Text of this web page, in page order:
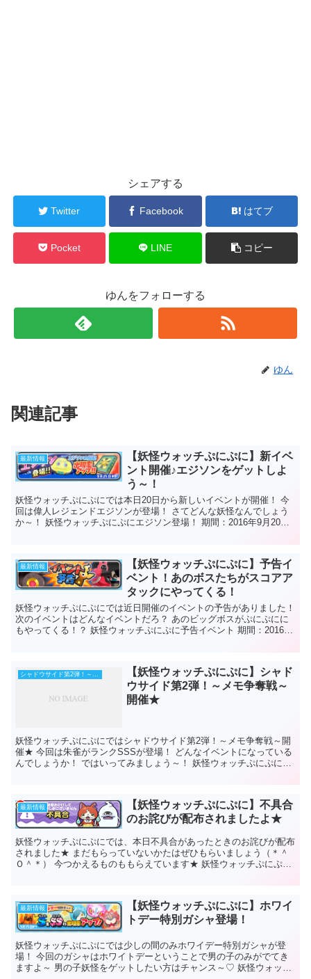
シェアする
Twitter Facebook はてブ
Pocket LINE コピー
ゆんをフォローする
ゆん
関連記事
最新情報
【妖怪ウォッチぷにぷに】新イベ
ント開催♪エジソンをゲットしよ
う～！
妖怪ウォッチぷにぷにでは本日20日から新しいイベントが開催！ 今
回は偉人レジェンドエジソンが登場！ さてどんな妖怪なんでしょう
か～！ 妖怪ウォッチぷにぷにエジソン登場！ 期間：2016年9月20日
最新情報
【妖怪ウォッチぷにぷに】予告イ
ベント！あのボスたちがスコアア
タックにやってくる！
妖怪ウォッチぷにぷにでは近日開催のイベントの予告がありました！
次のイベントはどんなイベントだろ？ あのビッグボスがぷにぷにに
もやってくる！？ 妖怪ウォッチぷにぷに予告イベント 期間：2016年
シャドウサイド第2弾！～メモ争奪戦～
【妖怪ウォッチぷにぷに】シャド
ウサイド第2弾！～メモ争奪戦～
開催★
妖怪ウォッチぷにぷにではシャドウサイド第2弾！～メモ争奪戦～開
催★ 今回は朱雀がランクSSSが登場！ どんなイベントになっている
んでしょうか！ ではいってみましょう～！ 妖怪ウォッチぷにぷに
最新情報
【妖怪ウォッチぷにぷに】不具合
のお詫びが配布されましたよ★
妖怪ウォッチぷにぷにでは、本日不具合があったときのお詫びが配布
されました★ まだもらっていないかたはぜひもらいましょう（＊＾
Ｏ＾＊） 今つかえるものももらえています★ 妖怪ウォッチぷにぷ
最新情報
【妖怪ウォッチぷにぷに】ホワイ
トデー特別ガシャ登場！
妖怪ウォッチぷにぷにでは少しの間のみホワイデー特別ガシャが登
場！ 今回のガシャはホワイトデーということで男の子のみがでてき
ますよ～ 男の子妖怪をゲットしたい方はチャンス～♡ 妖怪ウォッチ